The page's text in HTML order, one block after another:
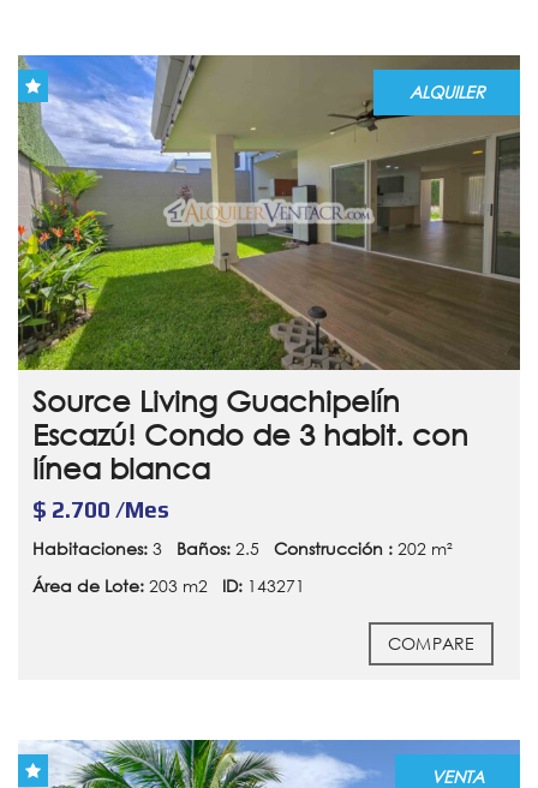
ALQUILER
Source Living Guachipelín
Escazú! Condo de 3 habit. con
línea blanca
$ 2.700 /Mes
Habitaciones: 3 Baños: 2.5 Construcción : 202 m²
Área de Lote: 203 m2 ID: 143271
VENTA
COMPARE